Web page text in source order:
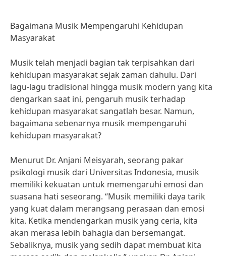
Bagaimana Musik Mempengaruhi Kehidupan
Masyarakat
Musik telah menjadi bagian tak terpisahkan dari
kehidupan masyarakat sejak zaman dahulu. Dari
lagu-lagu tradisional hingga musik modern yang kita
dengarkan saat ini, pengaruh musik terhadap
kehidupan masyarakat sangatlah besar. Namun,
bagaimana sebenarnya musik mempengaruhi
kehidupan masyarakat?
Menurut Dr. Anjani Meisyarah, seorang pakar
psikologi musik dari Universitas Indonesia, musik
memiliki kekuatan untuk memengaruhi emosi dan
suasana hati seseorang. “Musik memiliki daya tarik
yang kuat dalam merangsang perasaan dan emosi
kita. Ketika mendengarkan musik yang ceria, kita
akan merasa lebih bahagia dan bersemangat.
Sebaliknya, musik yang sedih dapat membuat kita